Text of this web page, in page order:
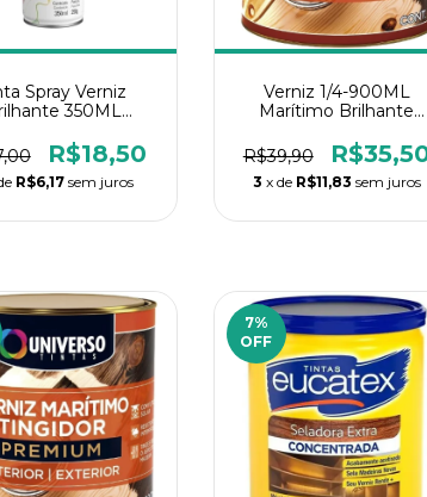
Spray Verniz
350ML
R$18,50
R$6,17 sem juros
Verniz 1/4-900ML
Marítimo Brilhante
R$39,90
3 x de R$11,83 sem juros
7%
OFF